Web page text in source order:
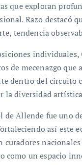
que exploran
Razo destacó
tendencia
de mecenazgo
dentro del
la diversidad
de Allende fue uno
así este
curadores
un espacio